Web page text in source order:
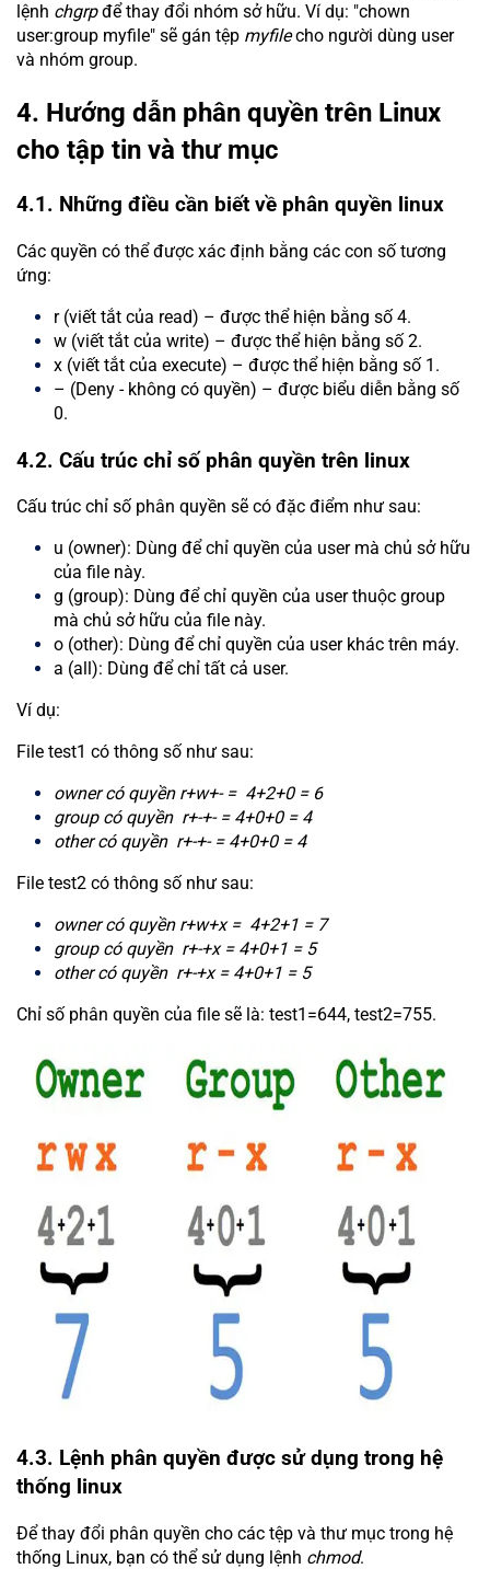
lệnh chgrpđể thay đổi nhóm sở hữu. Ví dụ: "chown
user:group myfile" sẽ gán tệp myfilecho người dùng user
và nhóm group.
4. Hướng dẫn phân quyền trên Linux
cho tập tin và thư mục
4.1. Những điều cần biết về phân quyền linux
Các quyền có thể được xác định bằng các con số tương
ứng:
r (viết tắt của read) – được thể hiện bằng số 4.
w (viết tắt của write) – được thể hiện bằng số 2.
x (viết tắt của execute) – được thể hiện bằng số 1.
– (Deny - không có quyền) – được biểu diễn bằng số
0.
4.2. Cấu trúc chỉ số phân quyền trên linux
Cấu trúc chỉ số phân quyền sẽ có đặc điểm như sau:
u (owner): Dùng để chỉ quyền của user mà chủ sở hữu
của file này.
g (group): Dùng để chỉ quyền của user thuộc group
mà chủ sở hữu của file này.
o (other): Dùng để chỉ quyền của user khác trên máy.
a (all): Dùng để chỉ tất cả user.
Ví dụ:
File test1 có thông số như sau:
owner có quyền r+w+- = 4+2+0 = 6
group có quyền r+-+- = 4+0+0 = 4
other có quyền r+-+- = 4+0+0 = 4
File test2 có thông số như sau:
owner có quyền r+w+x = 4+2+1 = 7
group có quyền r+-+x = 4+0+1 = 5
other có quyền r+-+x = 4+0+1 = 5
Chỉ số phân quyền của file sẽ là: test1=644, test2=755.
4.3. Lệnh phân quyền được sử dụng trong hệ
thống linux
Để thay đổi phân quyền cho các tệp và thư mục trong hệ
thống Linux, bạn có thể sử dụng lệnh chmod.